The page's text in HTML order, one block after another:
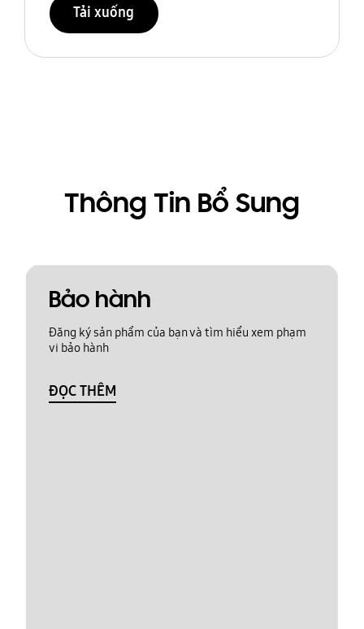
Tải xuống
Thông Tin Bổ Sung
Bảo hành
Đăng ký sản phẩm của bạn và tìm hiểu xem phạm
vi bảo hành
ĐỌC THÊM